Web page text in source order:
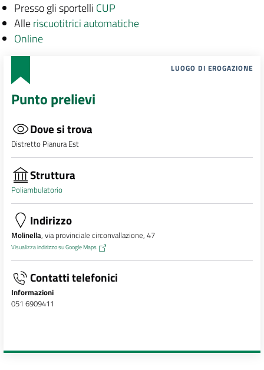
Presso gli sportelli CUP
Alleriscuotitrici automatiche
Online
LUOGO DI EROGAZIONE
Punto prelievi
Dove si trova
Distretto Pianura Est
Struttura
Poliambulatorio
Indirizzo
Molinella, via provinciale circonvallazione, 47
Visualizza indirizzo su Google Maps
Contatti telefonici
Informazioni
051 6909411